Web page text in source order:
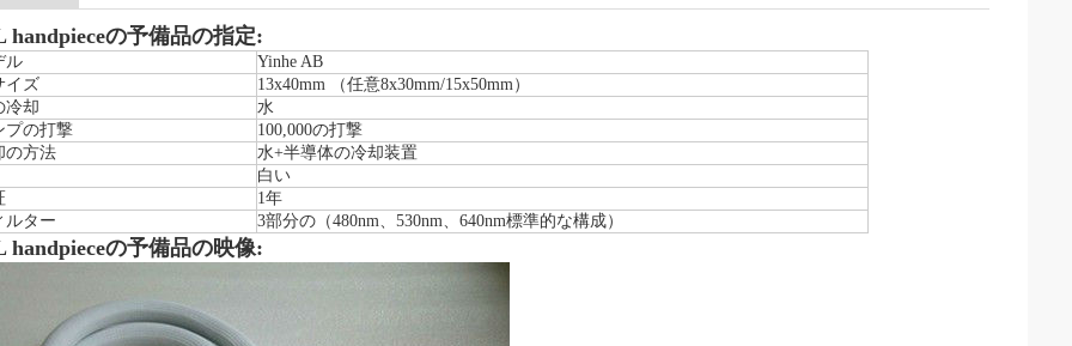
handpieceの予備品の指定:
ル
Yinhe AB
イズ
13x40mm （任意8x30mm/15x50mm）
冷却
水
プの打撃
100,000の打撃
の方法
水+半導体の冷却装置
白い
1年
ルター
3部分の（480nm、530nm、640nm標準的な構成）
handpieceの予備品の映像: